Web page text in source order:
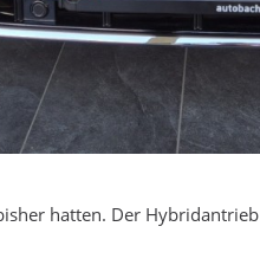
hatten. Der